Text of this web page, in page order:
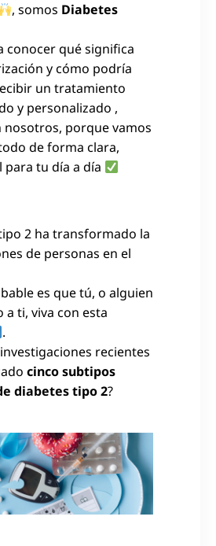
, somos Diabetes
conocer qué significa
y cómo podría
un tratamiento
y personalizado ,
nosotros, porque vamos
de forma clara,
para tu día a día
2 ha transformado la
de personas en el
es que tú, o alguien
a ti, viva con esta
.
recientes
cinco subtipos
diabetes tipo 2?